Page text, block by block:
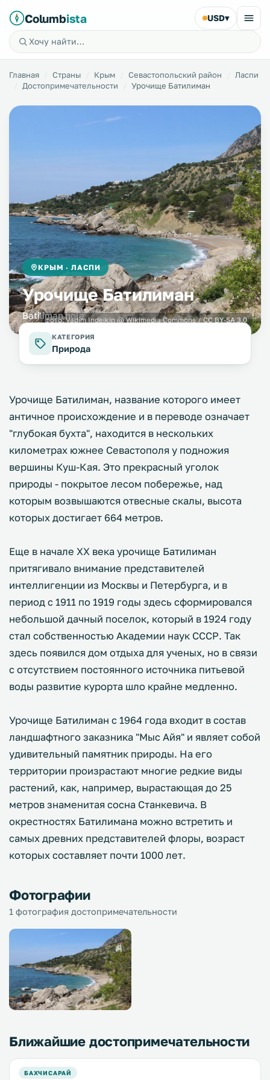
Columbista USD▾
Главная Страны Крым Севастопольский район
Ласпи
Достопримечательности
Урочище Батилиман
КРЫМ · ЛАСПИ
Урочище Батилиман
Batiliman hole
фото:Vadim Indeikin@ Wikimedia Commons /CC BY-SA 3.0
КАТЕГОРИЯ
Природа
Урочище Батилиман, название которого имеет
античное происхождение и в переводе означает
"глубокая бухта", находится в нескольких
километрах южнее Севастополя у подножия
вершины Куш-Кая. Это прекрасный уголок
природы - покрытое лесом побережье, над
которым возвышаются отвесные скалы, высота
которых достигает 664 метров.
Еще в начале ХХ века урочище Батилиман
притягивало внимание представителей
интеллигенции из Москвы и Петербурга, и в
период с 1911 по 1919 годы здесь сформировался
небольшой дачный поселок, который в 1924 году
стал собственностью Академии наук СССР. Так
здесь появился дом отдыха для ученых, но в связи
с отсутствием постоянного источника питьевой
воды развитие курорта шло крайне медленно.
Урочище Батилиман с 1964 года входит в состав
ландшафтного заказника "Мыс Айя" и являет собой
удивительный памятник природы. На его
территории произрастают многие редкие виды
растений, как, например, вырастающая до 25
метров знаменитая сосна Станкевича. В
окрестностях Батилимана можно встретить и
самых древних представителей флоры, возраст
которых составляет почти 1000 лет.
Фотографии
1 фотография достопримечательности
Ближайшие достопримечательности
БАХЧИСАРАЙ